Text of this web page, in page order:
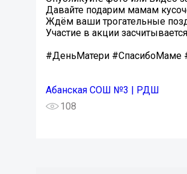
Давайте подарим мамам
Ждём ваши трогательные
Участие в акции
#ДеньМатери
Абанская СОШ №3 | РДШ
108